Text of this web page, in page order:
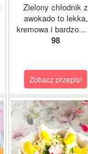
Zielony chłodnik z
awokado to lekka,
kremowa i bardzo...
98
Zobacz przepis!